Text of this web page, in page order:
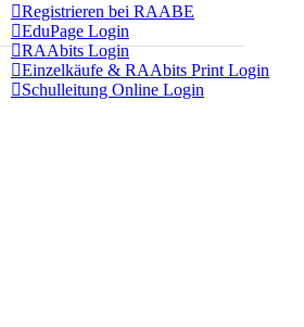
Registrieren bei RAABE
EduPage Login
RAAbits Login
Einzelkäufe & RAAbits Print Login
Schulleitung Online Login